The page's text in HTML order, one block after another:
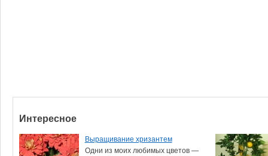
Интересное
Выращивание хризантем
Одни из моих любимых цветов —